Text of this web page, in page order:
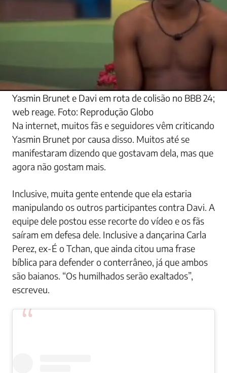
Yasmin Brunet e Davi em rota de colisão no BBB 24;
web reage. Foto: Reprodução Globo
Na internet, muitos fãs e seguidores vêm criticando
Yasmin Brunet por causa disso. Muitos até se
manifestaram dizendo que gostavam dela, mas que
agora não gostam mais.
Inclusive, muita gente entende que ela estaria
manipulando os outros participantes contra Davi. A
equipe dele postou esse recorte do vídeo e os fãs
saíram em defesa dele. Inclusive a dançarina Carla
Perez, ex-É o Tchan, que ainda citou uma frase
bíblica para defender o conterrâneo, já que ambos
são baianos. “Os humilhados serão exaltados”,
escreveu.